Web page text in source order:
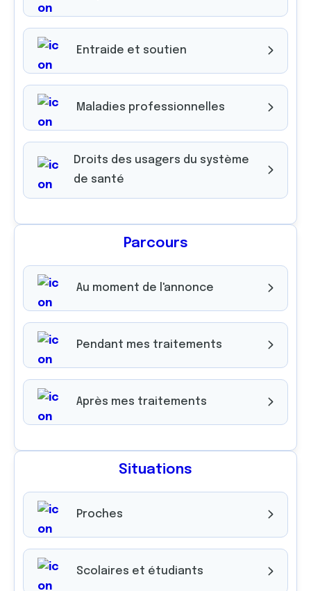
Entraide et soutien
Maladies professionnelles
Droits des usagers du système
de santé
Parcours
Au moment de l'annonce
Pendant mes traitements
Après mes traitements
Situations
Proches
Scolaires et étudiants